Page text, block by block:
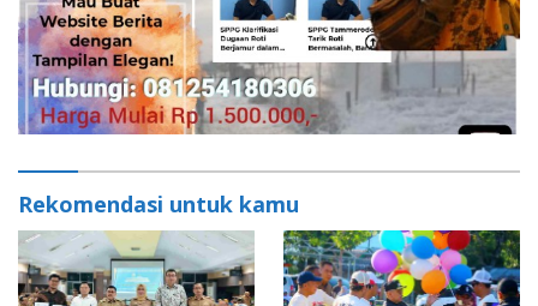
Rekomendasi untuk kamu